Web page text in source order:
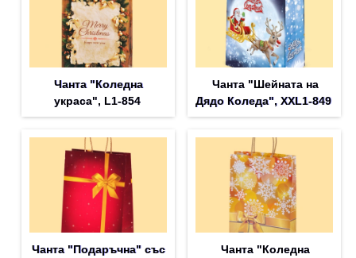
Чанта "Коледна
украса", L1-854
Чанта "Шейната на
Дядо Коледа", XXL1-849
Чанта "Подаръчна" със
Чанта "Коледна